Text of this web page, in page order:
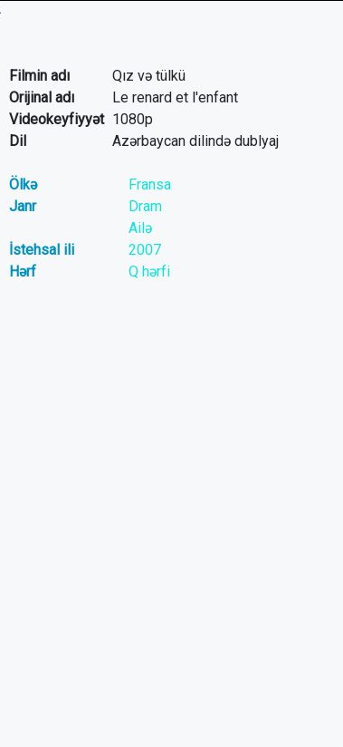
Filmin adı
Qız və tülkü
Orijinal adı
Le renard et l'enfant
Videokeyfiyyət 1080p
Dil
Azərbaycan dilində dublyaj
Ölkə
Fransa
Janr
Dram
Ailə
İstehsal ili
2007
Hərf
Q hərfi